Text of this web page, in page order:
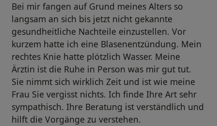
Bei mir fangen auf Grund meines Alters so
langsam an sich bis jetzt nicht gekannte
gesundheitliche Nachteile einzustellen. Vor
kurzem hatte ich eine Blasenentzündung. Mein
rechtes Knie hatte plötzlich Wasser. Meine
Ärztin ist die Ruhe in Person was mir gut tut.
Sie nimmt sich wirklich Zeit und ist wie meine
Frau Sie vergisst nichts. Ich finde Ihre Art sehr
sympathisch. Ihre Beratung ist verständlich und
hilft die Vorgänge zu verstehen.